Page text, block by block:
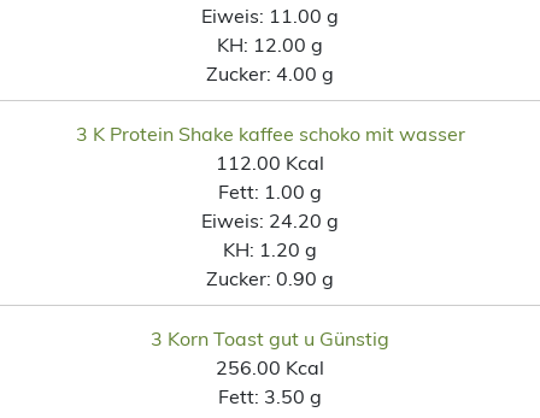
Eiweis: 11.00 g
KH: 12.00 g
Zucker: 4.00 g
3 K Protein Shake kaffee schoko mit wasser
112.00 Kcal
Fett: 1.00 g
Eiweis: 24.20 g
KH: 1.20 g
Zucker: 0.90 g
3 Korn Toast gut u Günstig
256.00 Kcal
Fett: 3.50 g